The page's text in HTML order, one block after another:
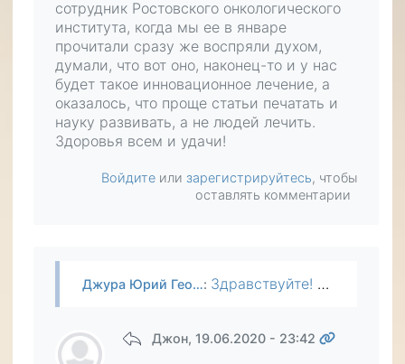
сотрудник Ростовского онкологического
института, когда мы ее в январе
прочитали сразу же воспряли духом,
думали, что вот оно, наконец-то и у нас
будет такое инновационное лечение, а
оказалось, что проще статьи печатать и
науку развивать, а не людей лечить.
Здоровья всем и удачи!
Войдите или зарегистрируйтесь, чтобы
оставлять комментарии
Джура Юрий Гео…: Здравствуйте! мы знаем даже больше, чем написано в интернете, в институте Петрова в Санкт-Петербурге разработали вакцины от 10 типов рака (от первичного рака печени нет), набирали группы для…
Джон, 19.06.2020 - 23:42